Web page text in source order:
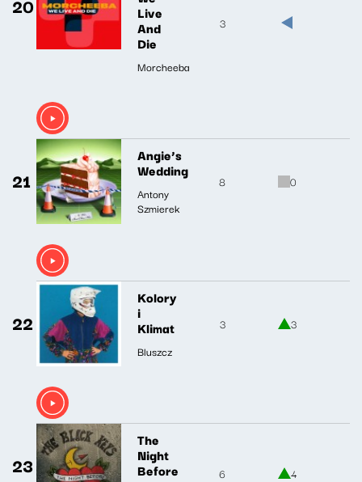
20 Live
And
Die
Morcheeba
3
21
Angie’s
Wedding
Antony
Szmierek
8 0
22
Kolory
i
Klimat
Bluszcz
3 3
23
The
Night
Before 6 4